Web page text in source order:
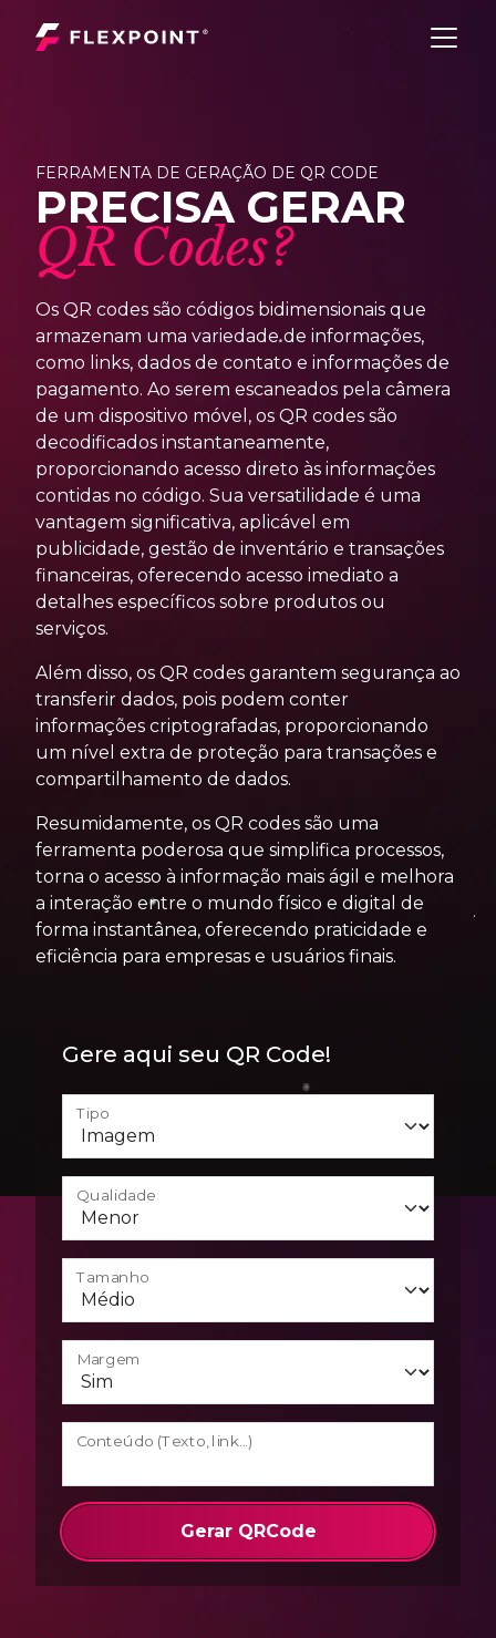
FERRAMENTA DE GERAÇÃO DE QR CODE
PRECISA GERAR
QR Codes?
Os QR codes são códigos bidimensionais que
armazenam uma variedade de informações,
como links, dados de contato e informações de
pagamento. Ao serem escaneados pela câmera
de um dispositivo móvel, os QR codes são
decodificados instantaneamente,
proporcionando acesso direto às informações
contidas no código. Sua versatilidade é uma
vantagem significativa, aplicável em
publicidade, gestão de inventário e transações
financeiras, oferecendo acesso imediato a
detalhes específicos sobre produtos ou
serviços.
Além disso, os QR codes garantem segurança ao
transferir dados, pois podem conter
informações criptografadas, proporcionando
um nível extra de proteção para transações e
compartilhamento de dados.
Resumidamente, os QR codes são uma
ferramenta poderosa que simplifica processos,
torna o acesso à informação mais ágil e melhora
a interação entre o mundo físico e digital de
forma instantânea, oferecendo praticidade e
eficiência para empresas e usuários finais.
Gere aqui seu QR Code!
Tipo
Qualidade
Tamanho
Margem
Conteúdo (Texto, link...)
Gerar QRCode